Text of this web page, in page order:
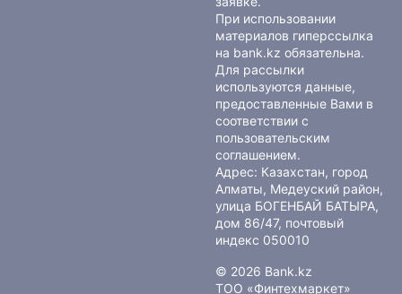
При использовании
материалов гиперссылка
на bank.kz обязательна.
Для рассылки
используются данные,
предоставленные Вами в
соответствии с
пользовательским
соглашением.
Адрес: Казахстан, город
Алматы, Медеуский район,
улица БОГЕНБАЙ БАТЫРА,
дом 86/47, почтовый
индекс 050010
© 2026 Bank.kz
ТОО «Финтехмаркет»